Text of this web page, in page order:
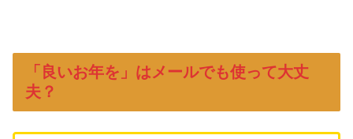
「良いお年を」はメールでも使って大丈
夫？